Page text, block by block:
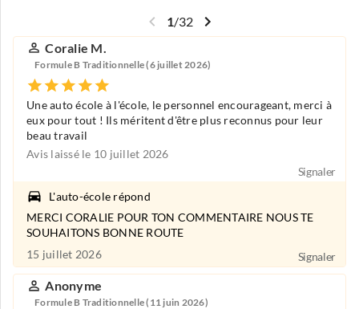
1/32
Coralie M.
Formule B Traditionnelle (6 juillet 2026)
Une auto école à l'école, le personnel encourageant, merci à
eux pour tout ! Ils méritent d'être plus reconnus pour leur
beau travail
Avis laissé le 10 juillet 2026
Signaler
L'auto-école répond
MERCI CORALIE POUR TON COMMENTAIRE NOUS TE
SOUHAITONS BONNE ROUTE
15 juillet 2026
Signaler
Anonyme
Formule B Traditionnelle (11 juin 2026)